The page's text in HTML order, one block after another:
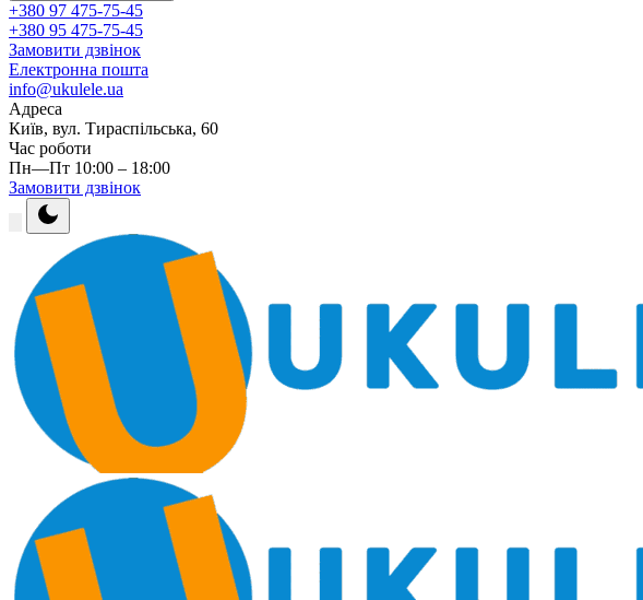
+380 97 475-75-45
+380 95 475-75-45
Замовити дзвінок
Електронна пошта
info@ukulele.ua
Адреса
Київ, вул. Тираспільська, 60
Час роботи
Пн—Пт 10:00 – 18:00
Замовити дзвінок